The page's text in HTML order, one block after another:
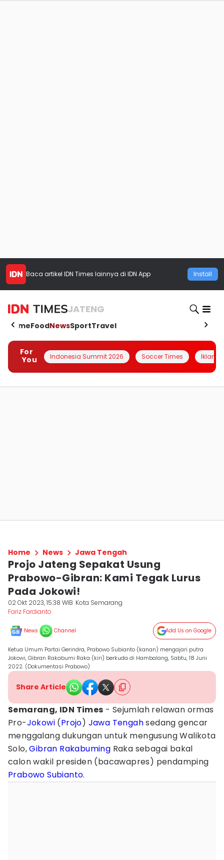
Baca artikel IDN Times lainnya di IDN App Install
JATENG
HomeFoodNewsSportTravel
For
You
Indonesia Summit 2026 Soccer Times Iklanin
Home News Jawa Tengah
Projo Jateng Sepakat Usung
Prabowo-Gibran: Kami Tegak Lurus
Pada Jokowi!
02 Okt 2023, 15:38 WIB Kota Semarang
Fariz Fardianto
News Channel Add Us on Google
Ketua Umum Partai Gerindra, Prabowo Subianto (kanan) mengajari putra
Jokowi, Gibran Rakabumi Raka (kiri) berkuda di Hambalang, Sabtu, 18 Juni
2022. (Dokumentasi Prabowo)
Share Article
Semarang, IDN Times - Sejumlah relawan ormas
Pro-Jokowi (Projo) Jawa Tengahsedang gencar
menggalang dukungan untuk mengusung Walikota
Solo,Gibran Rakabuming Raka sebagai bakal
calon wakil presiden (bacawapres) pendamping
Prabowo Subianto.